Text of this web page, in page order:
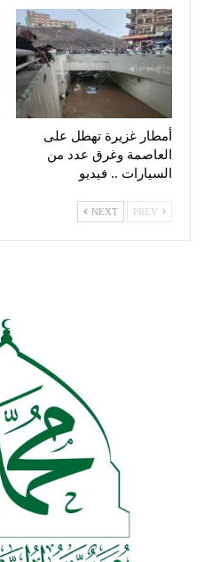
أمطار غزيرة تهطل على
العاصمة وغرق عدد من
السيارات .. فيديو
NEXT